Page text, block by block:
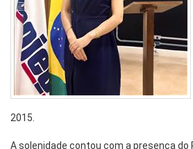
2015.
A solenidade contou com a presença do